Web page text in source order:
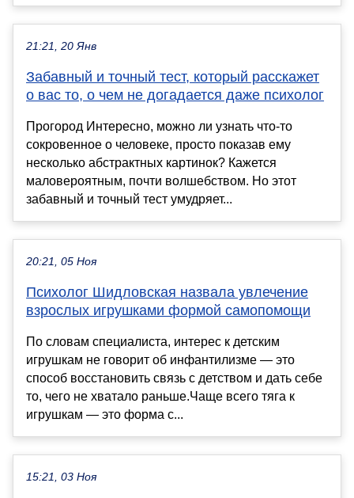
21:21, 20 Янв
Забавный и точный тест, который расскажет
о вас то, о чем не догадается даже психолог
Прогород Интересно, можно ли узнать что-то
сокровенное о человеке, просто показав ему
несколько абстрактных картинок? Кажется
маловероятным, почти волшебством. Но этот
забавный и точный тест умудряет...
20:21, 05 Ноя
Психолог Шидловская назвала увлечение
взрослых игрушками формой самопомощи
По словам специалиста, интерес к детским
игрушкам не говорит об инфантилизме — это
способ восстановить связь с детством и дать себе
то, чего не хватало раньше.Чаще всего тяга к
игрушкам — это форма с...
15:21, 03 Ноя